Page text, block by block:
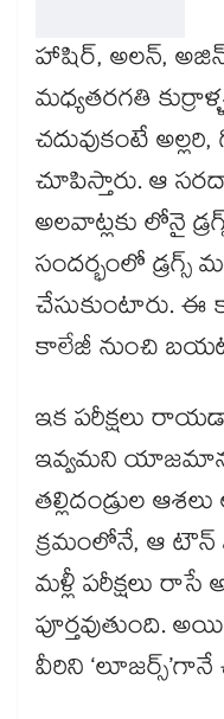
హాషిర్‌, అలన్‌,
మధ్యతరగతి
చదువుకంటే
చూపిస్తారు. ఆ
అలవాట్లకు లోనై
సందర్భంలో
చేసుకుంటారు. ఈ
కాలేజీ నుంచి
ఇక పరీక్షలు
ఇవ్వమని
తల్లిదండ్రుల
క్రమంలోనే, ఆ టౌన్
మళ్లీ పరీక్షలు రాసే
పూర్తవుతుంది.
వీరిని ‘లూజర్స్‌’గానే